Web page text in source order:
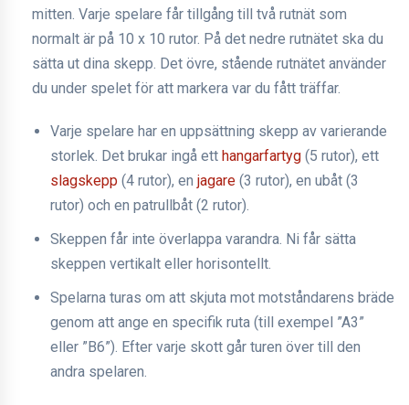
mitten. Varje spelare får tillgång till två rutnät som
normalt är på 10 x 10 rutor. På det nedre rutnätet ska du
sätta ut dina skepp. Det övre, stående rutnätet använder
du under spelet för att markera var du fått träffar.
Varje spelare har en uppsättning skepp av varierande
storlek. Det brukar ingå ett hangarfartyg (5 rutor), ett
slagskepp (4 rutor), en jagare (3 rutor), en ubåt (3
rutor) och en patrullbåt (2 rutor).
Skeppen får inte överlappa varandra. Ni får sätta
skeppen vertikalt eller horisontellt.
Spelarna turas om att skjuta mot motståndarens bräde
genom att ange en specifik ruta (till exempel ”A3”
eller ”B6”). Efter varje skott går turen över till den
andra spelaren.